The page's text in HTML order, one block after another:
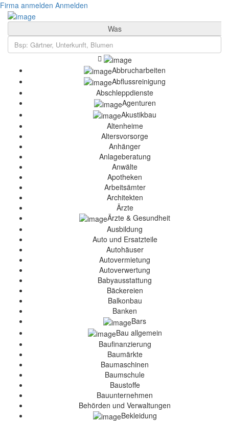
Firma anmelden Anmelden
Was
Abbrucharbeiten
Abflussreinigung
Abschleppdienste
Agenturen
Akustikbau
Altenheime
Altersvorsorge
Anhänger
Anlageberatung
Anwälte
Apotheken
Arbeitsämter
Architekten
Ärzte
Ärzte & Gesundheit
Ausbildung
Auto und Ersatzteile
Autohäuser
Autovermietung
Autoverwertung
Babyausstattung
Bäckereien
Balkonbau
Banken
Bars
Bau allgemein
Baufinanzierung
Baumärkte
Baumaschinen
Baumschule
Baustoffe
Bauunternehmen
Behörden und Verwaltungen
Bekleidung